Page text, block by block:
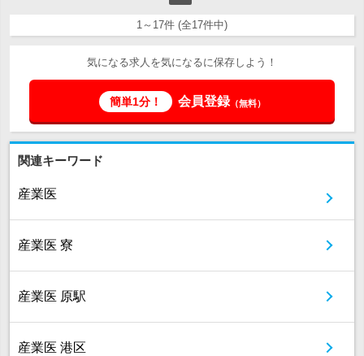
1～17件 (全17件中)
気になる求人を気になるに保存しよう！
簡単1分！ 会員登録（無料）
関連キーワード
産業医
産業医 寮
産業医 原駅
産業医 港区